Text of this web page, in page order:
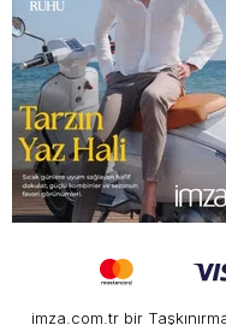
imza.com.tr bir